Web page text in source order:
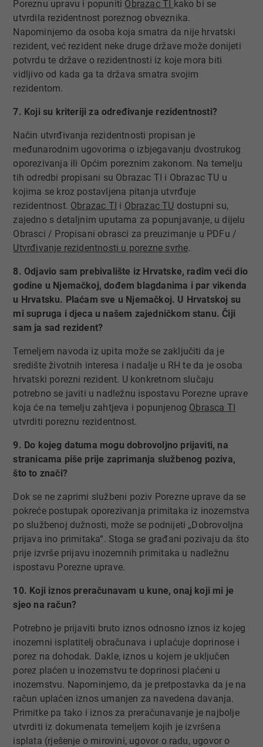
Poreznu upravu i popuniti Obrazac TI ​
kako bi se
utvrdila rezidentnost poreznog obveznika.
Napominjemo da osoba koja smatra da nije hrvatski
rezident, već rezident neke druge države može donijeti
potvrdu te države o rezidentnosti iz koje mora biti
vidljivo od kada ga ta država smatra svojim
rezidentom.
7. Koji su kriteriji za određivanje rezidentnosti?
Način utvrđivanja rezidentnosti propisan je
međunarodnim ugovorima o izbjegavanju dvostrukog
oporezivanja ili Općim poreznim zakonom. Na temelju
tih odredbi propisani su Obrazac TI i Obrazac TU u
kojima se kroz postavljena pitanja utvrđuje
rezidentnost. Obrazac TI i Obrazac TU​ dostupni su,
zajedno s detaljnim uputama za popunjavanje, u dijelu
Obrasci / Propisani obrasci za preuzimanje u PDFu​ /
Utvrđivanje rezidentnosti u porezne svrhe​.
8. Odjavio sam prebivalište iz Hrvatske, radim veći dio
godine u Njemačkoj, dođem blagdanima i par vikenda
u Hrvatsku. Plaćam sve u Njemačkoj. U Hrvatskoj su
mi supruga i djeca u našem zajedničkom stanu. Čiji
sam ja sad rezident?
Temeljem navoda iz upita može se zaključiti da je
središte životnih interesa i nadalje u RH te da je osoba
hrvatski porezni rezident. U konkretnom slučaju
potrebno se javiti u nadležnu ispostavu Porezne uprave
koja će na temelju zahtjeva i popunjenog ​​​​​​Obrasca TI
utvrditi poreznu rezidentnost.
9. Do kojeg datuma mogu dobrovoljno prijaviti, na
stranicama piše prije zaprimanja službenog poziva,
što to znači?
Dok se ne zaprimi službeni poziv Porezne uprave da se
pokreće postupak oporezivanja primitaka iz inozemstva
po službenoj dužnosti, može se podnijeti „Dobrovoljna
prijava ino primitaka“. Stoga se građani pozivaju da što
prije izvrše prijavu inozemnih primitaka u nadležnu
ispostavu Porezne uprave.
10. Koji iznos preračunavam u kune, onaj koji mi je
sjeo na račun?
Potrebno je prijaviti bruto iznos odnosno iznos iz kojeg
inozemni isplatitelj obračunava i uplaćuje doprinose i
porez na dohodak. Dakle, iznos u kojem je uključen
porez plaćen u inozemstvu te doprinosi plaćeni u
inozemstvu. Napominjemo, da je pretpostavka da je na
račun uplaćen iznos umanjen za navedena davanja.
Primitke pa tako i iznos za preračunavanje je najbolje
utvrditi iz dokumenata temeljem kojih je izvršena
isplata (rješenje o mirovini, ugovor o radu, ugovor o